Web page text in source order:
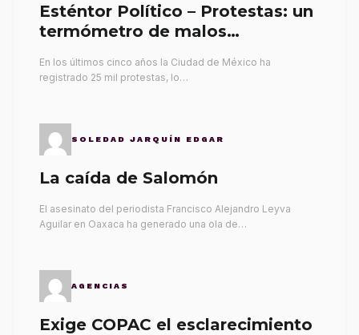
Esténtor Político – Protestas: un
termómetro de malos
En los últimos cinco años la Ciudad de México ha
registrado 25 mil protestas, lo…
SOLEDAD JARQUÍN EDGAR
La caída de Salomón
El asesinato del periodista Francisco Alejandro Leyva
Aguilar en Oaxaca ha generado una ola de…
AGENCIAS
Exige COPAC el esclarecimiento